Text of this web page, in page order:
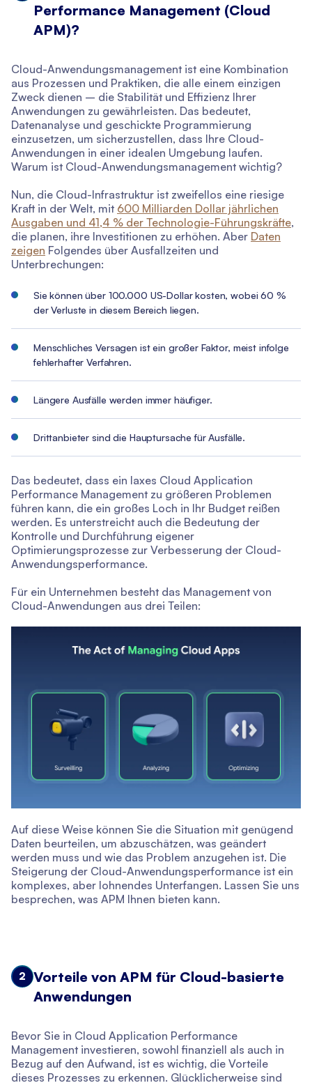
Performance Management (Cloud
APM)?
Cloud-Anwendungsmanagement ist eine Kombination
aus Prozessen und Praktiken, die alle einem einzigen
Zweck dienen – die Stabilität und Effizienz Ihrer
Anwendungen zu gewährleisten. Das bedeutet,
Datenanalyse und geschickte Programmierung
einzusetzen, um sicherzustellen, dass Ihre Cloud-
Anwendungen in einer idealen Umgebung laufen.
Warum ist Cloud-Anwendungsmanagement wichtig?
Nun, die Cloud-Infrastruktur ist zweifellos eine riesige
Kraft in der Welt, mit 600 Milliarden Dollar jährlichen
Ausgaben und 41,4 % der Technologie-Führungskräfte,
die planen, ihre Investitionen zu erhöhen. Aber Daten
zeigen Folgendes über Ausfallzeiten und
Unterbrechungen:
Sie können über 100.000 US-Dollar kosten, wobei 60 %
der Verluste in diesem Bereich liegen.
Menschliches Versagen ist ein großer Faktor, meist infolge
fehlerhafter Verfahren.
Längere Ausfälle werden immer häufiger.
Drittanbieter sind die Hauptursache für Ausfälle.
Das bedeutet, dass ein laxes Cloud Application
Performance Management zu größeren Problemen
führen kann, die ein großes Loch in Ihr Budget reißen
werden. Es unterstreicht auch die Bedeutung der
Kontrolle und Durchführung eigener
Optimierungsprozesse zur Verbesserung der Cloud-
Anwendungsperformance.
Für ein Unternehmen besteht das Management von
Cloud-Anwendungen aus drei Teilen:
Auf diese Weise können Sie die Situation mit genügend
Daten beurteilen, um abzuschätzen, was geändert
werden muss und wie das Problem anzugehen ist. Die
Steigerung der Cloud-Anwendungsperformance ist ein
komplexes, aber lohnendes Unterfangen. Lassen Sie uns
besprechen, was APM Ihnen bieten kann.
2
Vorteile von APM für Cloud-basierte
Anwendungen
Bevor Sie in Cloud Application Performance
Management investieren, sowohl finanziell als auch in
Bezug auf den Aufwand, ist es wichtig, die Vorteile
dieses Prozesses zu erkennen. Glücklicherweise sind